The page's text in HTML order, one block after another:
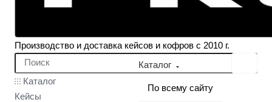
Производство и доставка кейсов и кофров с 2010 г.
Каталог
По всему сайту
Каталог
Кейсы